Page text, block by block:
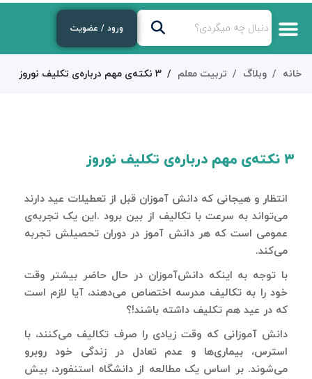
ورود / عضویت
خانه وبلاگ تربیت معلم ۳ نکته‌ی مهم درباره‌ی تکلیف نوروز
۳ نکته‌ی مهم درباره‌ی تکلیف نوروز
انتظار و هیجانی که دانش آموزان قبل از تعطیلات عید دارند
می‌تواند به سرعت با تکالیف از بین برود .این یک تجربه‌ی
عمومی است که هر دانش آموز در دوران تحصیلش تجربه
می‌کند.
با توجه به اینکه دانش‌آموزان در حال حاضر بیشتر وقت
خود را به تکالیف مدرسه اختصاص می‌دهند، آیا لازم است
که در عید هم تکلیف داشته باشند!؟
دانش آموزانی که وقت زیادی را صرف تکالیف می‌کنند، با
استرس، بیماری‌ها و عدم تعادل در زندگی خود روبرو
می‌شوند. بر اساس یک مطالعه از دانشگاه استنفورد، بیش